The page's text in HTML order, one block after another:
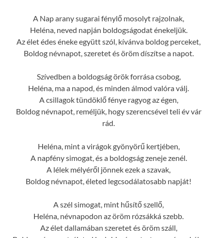
A Nap arany sugarai fénylő mosolyt rajzolnak,
Heléna, neved napján boldogságodat énekeljük.
Az élet édes éneke együtt szól, kívánva boldog perceket,
Boldog névnapot, szeretet és öröm díszítse a napot.
Szívedben a boldogság örök forrása csobog,
Heléna, ma a napod, és minden álmod valóra válj.
A csillagok tündöklő fénye ragyog az égen,
Boldog névnapot, reméljük, hogy szerencsével teli év vár
rád.
Heléna, mint a virágok gyönyörű kertjében,
A napfény simogat, és a boldogság zeneje zenél.
A lélek mélyéről jönnek ezek a szavak,
Boldog névnapot, életed legcsodálatosabb napját!
A szél simogat, mint hűsítő szellő,
Heléna, névnapodon az öröm rózsákká szebb.
Az élet dallamában szeretet és öröm száll,